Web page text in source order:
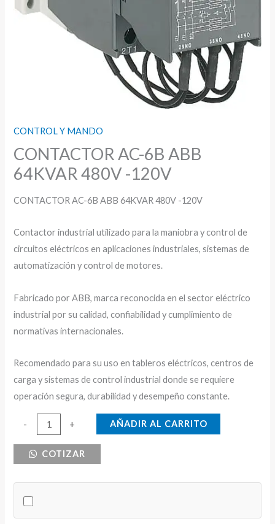
CONTROL Y MANDO
CONTACTOR AC-6B ABB
64KVAR 480V -120V
CONTACTOR AC-6B ABB 64KVAR 480V -120V
Contactor industrial utilizado para la maniobra y control de
circuitos eléctricos en aplicaciones industriales, sistemas de
automatización y control de motores.
Fabricado por ABB, marca reconocida en el sector eléctrico
industrial por su calidad, confiabilidad y cumplimiento de
normativas internacionales.
Recomendado para su uso en tableros eléctricos, centros de
carga y sistemas de control industrial donde se requiere
operación segura, durabilidad y desempeño constante.
-
CONTACTOR
480V
-120V
+ AÑADIR AL CARRITO
COTIZAR